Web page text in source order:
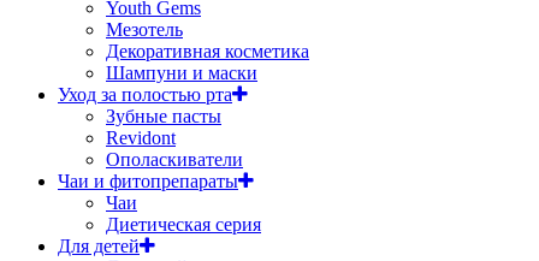
Youth Gems
Мезотель
Декоративная косметика
Шампуни и маски
Уход за полостью рта
Зубные пасты
Revidont
Ополаскиватели
Чаи и фитопрепараты
Чаи
Диетическая серия
Для детей